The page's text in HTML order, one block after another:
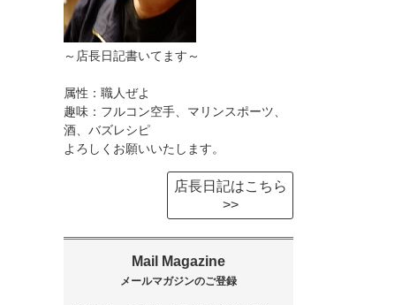
～店長日記書いてます～
属性：職人ぜよ
趣味：フルコン空手、マリンスポーツ、
酒、バズレシピ
よろしくお願いいたします。
店長日記はこちら
>>